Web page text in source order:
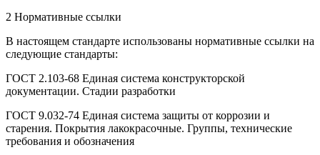
2 Нормативные ссылки
В настоящем стандарте использованы нормативные ссылки на
следующие стандарты:
ГОСТ 2.103-68 Единая система конструкторской
документации. Стадии разработки
ГОСТ 9.032-74 Единая система защиты от коррозии и
старения. Покрытия лакокрасочные. Группы, технические
требования и обозначения